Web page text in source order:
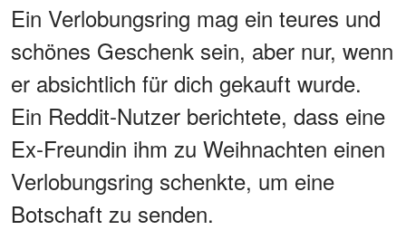
Ein Verlobungsring mag ein teures und
schönes Geschenk sein, aber nur, wenn
er absichtlich für dich gekauft wurde.
Ein Reddit-Nutzer berichtete, dass eine
Ex-Freundin ihm zu Weihnachten einen
Verlobungsring schenkte, um eine
Botschaft zu senden.